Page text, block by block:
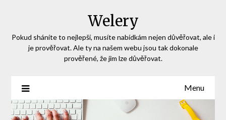
Welery
Pokud sháníte to nejlepší, musíte nabídkám nejen důvěřovat, ale i
je prověřovat. Ale ty na našem webu jsou tak dokonale
prověřené, že jim lze důvěřovat.
Menu